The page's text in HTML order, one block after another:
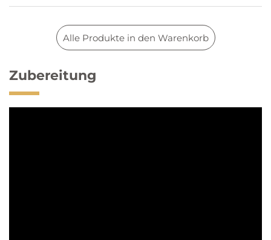
Alle Produkte in den Warenkorb
Zubereitung